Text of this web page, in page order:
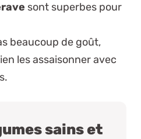
sont superbes pour
beaucoup de goût,
les assaisonner avec
sains et